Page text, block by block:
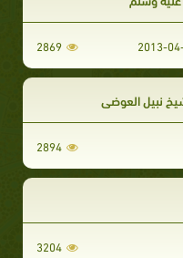
2869
نبيل العوضي
2894
3204